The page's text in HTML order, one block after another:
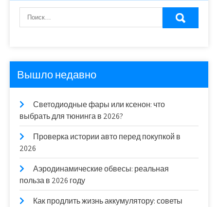
Вышло недавно
Светодиодные фары или ксенон: что
выбрать для тюнинга в 2026?
Проверка истории авто перед покупкой в
2026
Аэродинамические обвесы: реальная
польза в 2026 году
Как продлить жизнь аккумулятору: советы